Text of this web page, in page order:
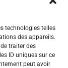
technologies telles
des appareils.
traiter des
ID uniques sur ce
peut avoir